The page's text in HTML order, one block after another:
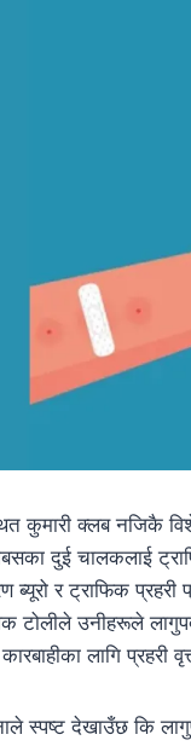
कुमारी क्लब नजिकै
दुई चालकलाई
ब्यूरो र ट्राफिक
टोलीले उनीहरूले
लागि प्रहरी
स्पष्ट देखाउँछ कि